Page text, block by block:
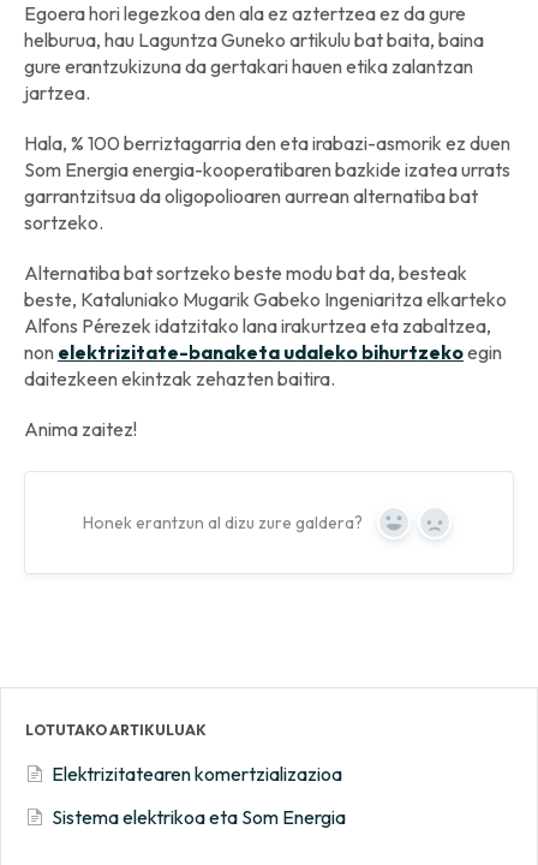
Egoera hori legezkoa den ala ez aztertzea ez da gure
helburua, hau Laguntza Guneko artikulu bat baita, baina
gure erantzukizuna da gertakari hauen etika zalantzan
jartzea.
Hala, % 100 berriztagarria den eta irabazi-asmorik ez duen
Som Energia energia-kooperatibaren bazkide izatea urrats
garrantzitsua da oligopolioaren aurrean alternatiba bat
sortzeko.
Alternatiba bat sortzeko beste modu bat da, besteak
beste, Kataluniako Mugarik Gabeko Ingeniaritza elkarteko
Alfons Pérezek idatzitako lana irakurtzea eta zabaltzea,
non elektrizitate-banaketa udaleko bihurtzekoegin
daitezkeen ekintzak zehazten baitira.
Anima zaitez!
Honek erantzun al dizu zure galdera? Yes No
LOTUTAKO ARTIKULUAK
Elektrizitatearen komertzializazioa
Sistema elektrikoa eta Som Energia